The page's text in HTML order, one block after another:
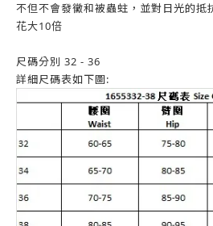
不但不會發黴和被蟲蛀，並對日光的抵
花大10倍
尺碼分別 32 - 36
詳細尺碼表如下圖: